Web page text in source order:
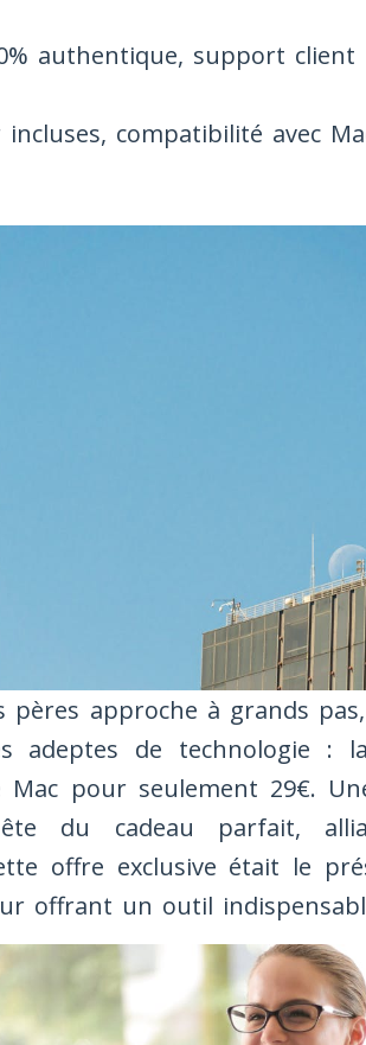
authentique, support client
compatibilité avec
pères approche à grands
adeptes de technologie :
Mac pour seulement 29€.
du cadeau parfait,
offre exclusive était le
offrant un outil